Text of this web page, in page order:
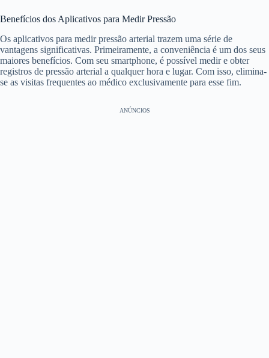
Benefícios dos Aplicativos para Medir Pressão
Os aplicativos para medir pressão arterial trazem uma série de
vantagens significativas. Primeiramente, a conveniência é um dos seus
maiores benefícios. Com seu smartphone, é possível medir e obter
registros de pressão arterial a qualquer hora e lugar. Com isso, elimina-
se as visitas frequentes ao médico exclusivamente para esse fim.
ANÚNCIOS